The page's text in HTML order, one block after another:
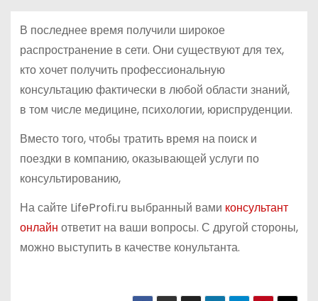
В последнее время получили широкое
распространение в сети. Они существуют для тех,
кто хочет получить профессиональную
консультацию фактически в любой области знаний,
в том числе медицине, психологии, юриспруденции.
Вместо того, чтобы тратить время на поиск и
поездки в компанию, оказывающей услуги по
консультированию,
На сайте LifeProfi.ru выбранный вами консультант
онлайн ответит на ваши вопросы. С другой стороны,
можно выступить в качестве конультанта.